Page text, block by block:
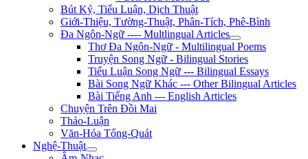
Bút Ký, Tiểu Luận, Dịch Thuật
Giới-Thiệu, Tường-Thuật, Phân-Tích, Phê-Bình
Đa Ngôn-Ngữ ---- Multlingual Articles
Thơ Đa Ngôn-Ngữ - Multilingual Poems
Truyện Song Ngữ - Bilingual Stories
Tiểu Luận Song Ngữ --- Bilingual Essays
Bài Song Ngữ Khác --- Other Bilingual Articles
Bài Tiếng Anh --- English Articles
Chuyện Trên Đồi Mai
Thảo-Luận
Văn-Hóa Tổng-Quát
Nghệ-Thuật